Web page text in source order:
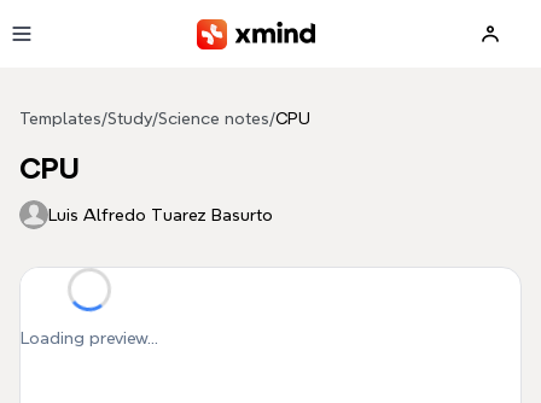
Templates/Study/Science notes/CPU
CPU
Luis Alfredo Tuarez Basurto
Loading preview...